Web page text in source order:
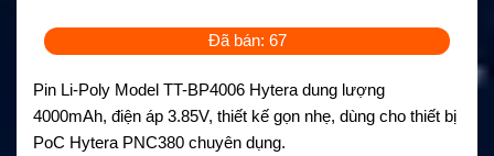
Đã bán: 67
Pin Li-Poly Model TT-BP4006 Hytera dung lượng
4000mAh, điện áp 3.85V, thiết kế gọn nhẹ, dùng cho thiết bị
PoC Hytera PNC380 chuyên dụng.